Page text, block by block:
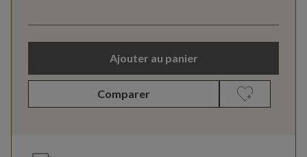
Ajouter au panier
Comparer